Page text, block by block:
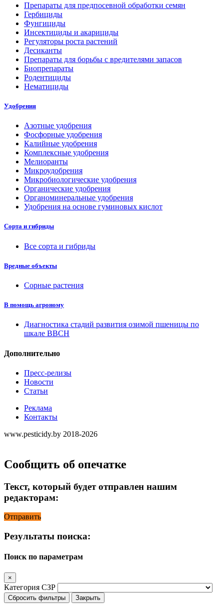
Препараты для предпосевной обработки семян
Гербициды
Фунгициды
Инсектициды и акарициды
Регуляторы роста растений
Десиканты
Препараты для борьбы с вредителями запасов
Биопрепараты
Родентициды
Нематициды
Удобрения
Азотные удобрения
Фосфорные удобрения
Калийные удобрения
Комплексные удобрения
Мелиоранты
Микроудобрения
Микробиологические удобрения
Органические удобрения
Органоминеральные удобрения
Удобрения на основе гуминовых кислот
Сорта и гибриды
Все сорта и гибриды
Вредные объекты
Сорные растения
В помощь агроному
Диагностика стадий развития озимой пшеницы по
шкале ВВСН
Дополнительно
Пресс-релизы
Новости
Статьи
Реклама
Контакты
www.pesticidy.by 2018-2026
Сообщить об опечатке
Текст, который будет отправлен нашим
редакторам:
Отправить
Результаты поиска:
Поиск по параметрам
×
Категория СЗР
Сбросить фильтры Закрыть